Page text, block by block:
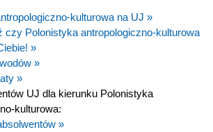
kulturowa na UJ »
czy Polonistyka antropologiczno-kulturowa
»
»
»
UJ dla kierunku Polonistyka
kulturowa:
»